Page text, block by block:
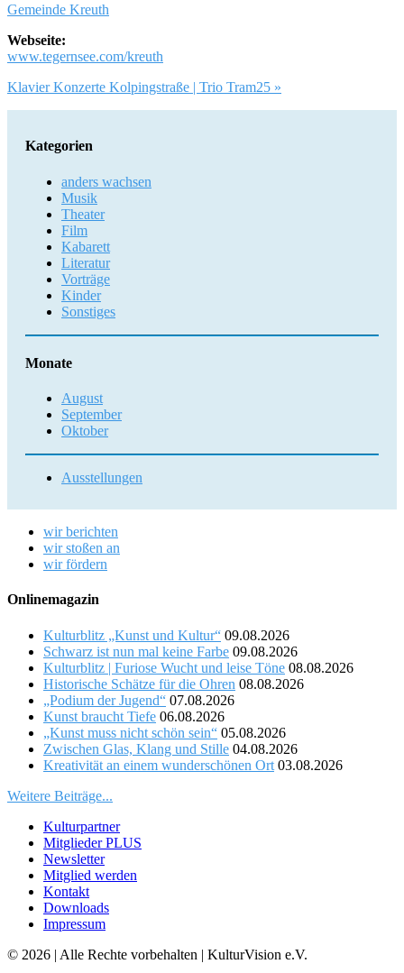
Gemeinde Kreuth
Webseite:
www.tegernsee.com/kreuth
Artikel-
Navigation
Klavier Konzerte Kolpingstraße | Trio Tram25 »
Kategorien
anders wachsen
Musik
Theater
Film
Kabarett
Literatur
Vorträge
Kinder
Sonstiges
Monate
August
September
Oktober
Ausstellungen
wir berichten
wir stoßen an
wir fördern
Onlinemagazin
Kulturblitz „Kunst und Kultur“ 09.08.2026
Schwarz ist nun mal keine Farbe 09.08.2026
Kulturblitz | Furiose Wucht und leise Töne 08.08.2026
Historische Schätze für die Ohren 08.08.2026
„Podium der Jugend“ 07.08.2026
Kunst braucht Tiefe 06.08.2026
„Kunst muss nicht schön sein“ 05.08.2026
Zwischen Glas, Klang und Stille 04.08.2026
Kreativität an einem wunderschönen Ort 03.08.2026
Weitere Beiträge...
Kulturpartner
Mitglieder PLUS
Newsletter
Mitglied werden
Kontakt
Downloads
Impressum
© 2026 | Alle Rechte vorbehalten | KulturVision e.V.